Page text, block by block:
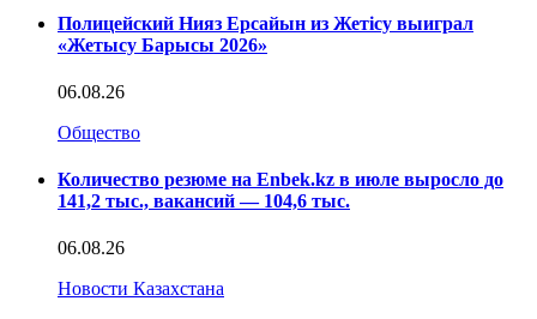
Полицейский Нияз Ерсайын из Жетісу выиграл
«Жетысу Барысы 2026»
06.08.26
Общество
Количество резюме на Enbek.kz в июле выросло до
141,2 тыс., вакансий — 104,6 тыс.
06.08.26
Новости Казахстана